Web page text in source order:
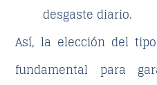
desgaste diario.
Así, la elección del
fundamental para